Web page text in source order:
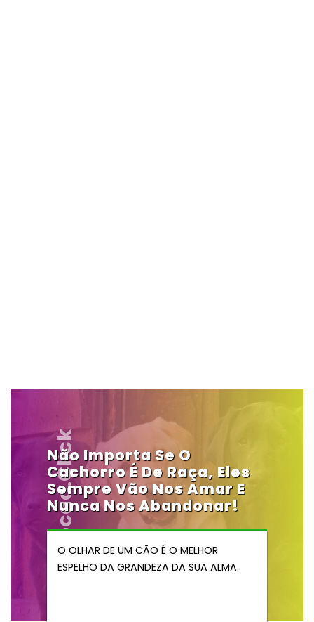
Vendocao.click
Não Importa Se O
Cachorro É De Raça, Eles
Sempre Vão Nos Amar E
Nunca Nos Abandonar!
O OLHAR DE UM CÃO É O MELHOR
ESPELHO DA GRANDEZA DA SUA ALMA.